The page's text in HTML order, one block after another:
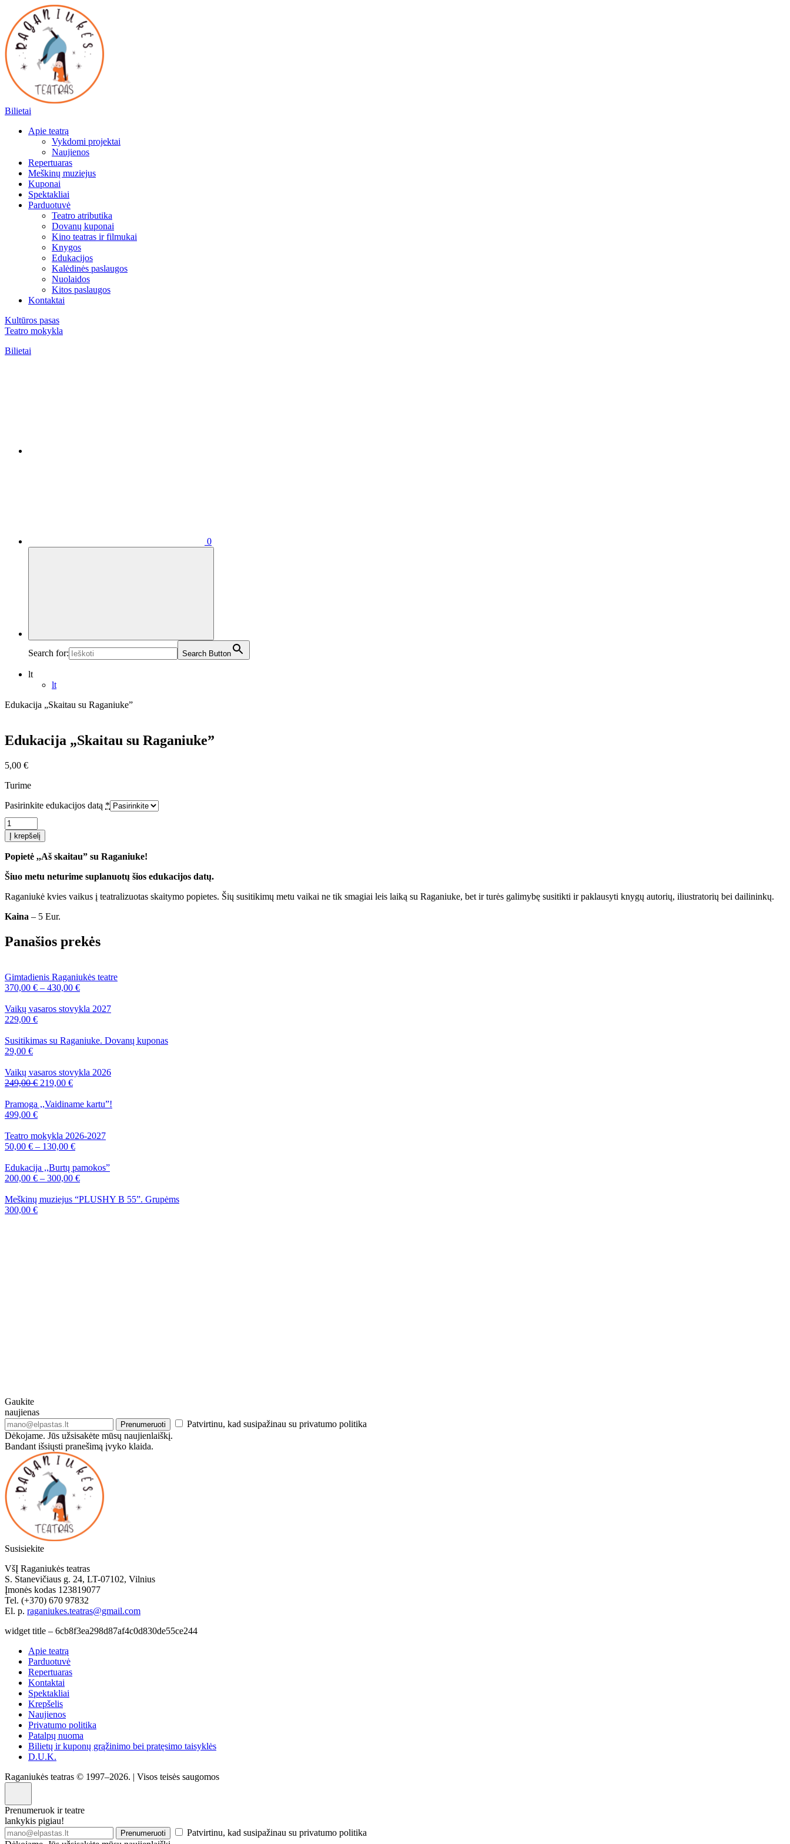
Bilietai
Apie teatrą
Vykdomi projektai
Naujienos
Repertuaras
Meškinų muziejus
Kuponai
Spektakliai
Parduotuvė
Teatro atributika
Dovanų kuponai
Kino teatras ir filmukai
Knygos
Edukacijos
Kalėdinės paslaugos
Nuolaidos
Kitos paslaugos
Kontaktai
Kultūros pasas
Teatro mokykla
Bilietai
0
Search for: Search Button
lt
lt
Edukacija „Skaitau su Raganiuke”
Edukacija „Skaitau su Raganiuke”
5,00 €
Turime
Pasirinkite edukacijos datą *
produkto
kiekis:
Edukacija
„Skaitau
Raganiuke”
Į krepšelį
Popietė ,,Aš skaitau” su Raganiuke!
Šiuo metu neturime suplanuotų šios edukacijos datų.
Raganiukė kvies vaikus į teatralizuotas skaitymo popietes. Šių susitikimų metu vaikai ne tik smagiai leis laiką su Raganiuke, bet ir turės galimybę susitikti ir paklausyti knygų autorių, iliustratorių bei dailininkų.
Kaina – 5 Eur.
Panašios prekės
Gimtadienis Raganiukės teatre
370,00 € – 430,00 €
Vaikų vasaros stovykla 2027
229,00 €
Susitikimas su Raganiuke. Dovanų kuponas
29,00 €
Vaikų vasaros stovykla 2026
249,00€ Original
was:
219,00 €Current
is:
Pramoga ,,Vaidiname kartu”!
499,00 €
Teatro mokykla 2026-2027
50,00 € – 130,00 €
Edukacija ,,Burtų pamokos”
200,00 € – 300,00 €
Meškinų muziejus “PLUSHY B 55”. Grupėms
300,00 €
Gaukite
naujienas
Prenumeruoti
Patvirtinu, kad susipažinau su privatumo politika
Dėkojame. Jūs užsisakėte mūsų naujienlaiškį.
Bandant išsiųsti pranešimą įvyko klaida.
Susisiekite
VšĮ Raganiukės teatras
S. Stanevičiaus g. 24, LT-07102, Vilnius
Įmonės kodas 123819077
Tel. (+370) 670 97832
El. p. raganiukes.teatras@gmail.com
widget title – 6cb8f3ea298d87af4c0d830de55ce244
Apie teatrą
Parduotuvė
Repertuaras
Kontaktai
Spektakliai
Krepšelis
Naujienos
Privatumo politika
Patalpų nuoma
Bilietų ir kuponų grąžinimo bei pratęsimo taisyklės
D.U.K.
Raganiukės teatras © 1997–2026. | Visos teisės saugomos
Prenumeruok ir teatre
lankykis pigiau!
Prenumeruoti
Patvirtinu, kad susipažinau su privatumo politika